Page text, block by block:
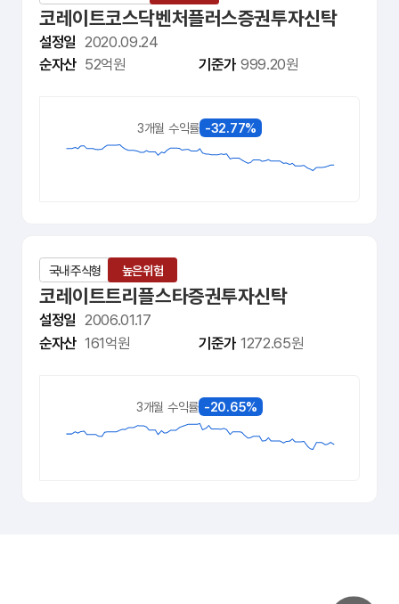
코레이트코스닥벤처플러스증권투자신탁
설정일 2020.09.24
순자산 52억원 기준가 999.20원
3개월 수익률 -32.77%
국내주식형 높은위험
코레이트트리플스타증권투자신탁
설정일 2006.01.17
순자산 161억원 기준가 1272.65원
3개월 수익률 -20.65%